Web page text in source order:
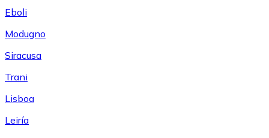
Eboli
Modugno
Siracusa
Trani
Lisboa
Leiría